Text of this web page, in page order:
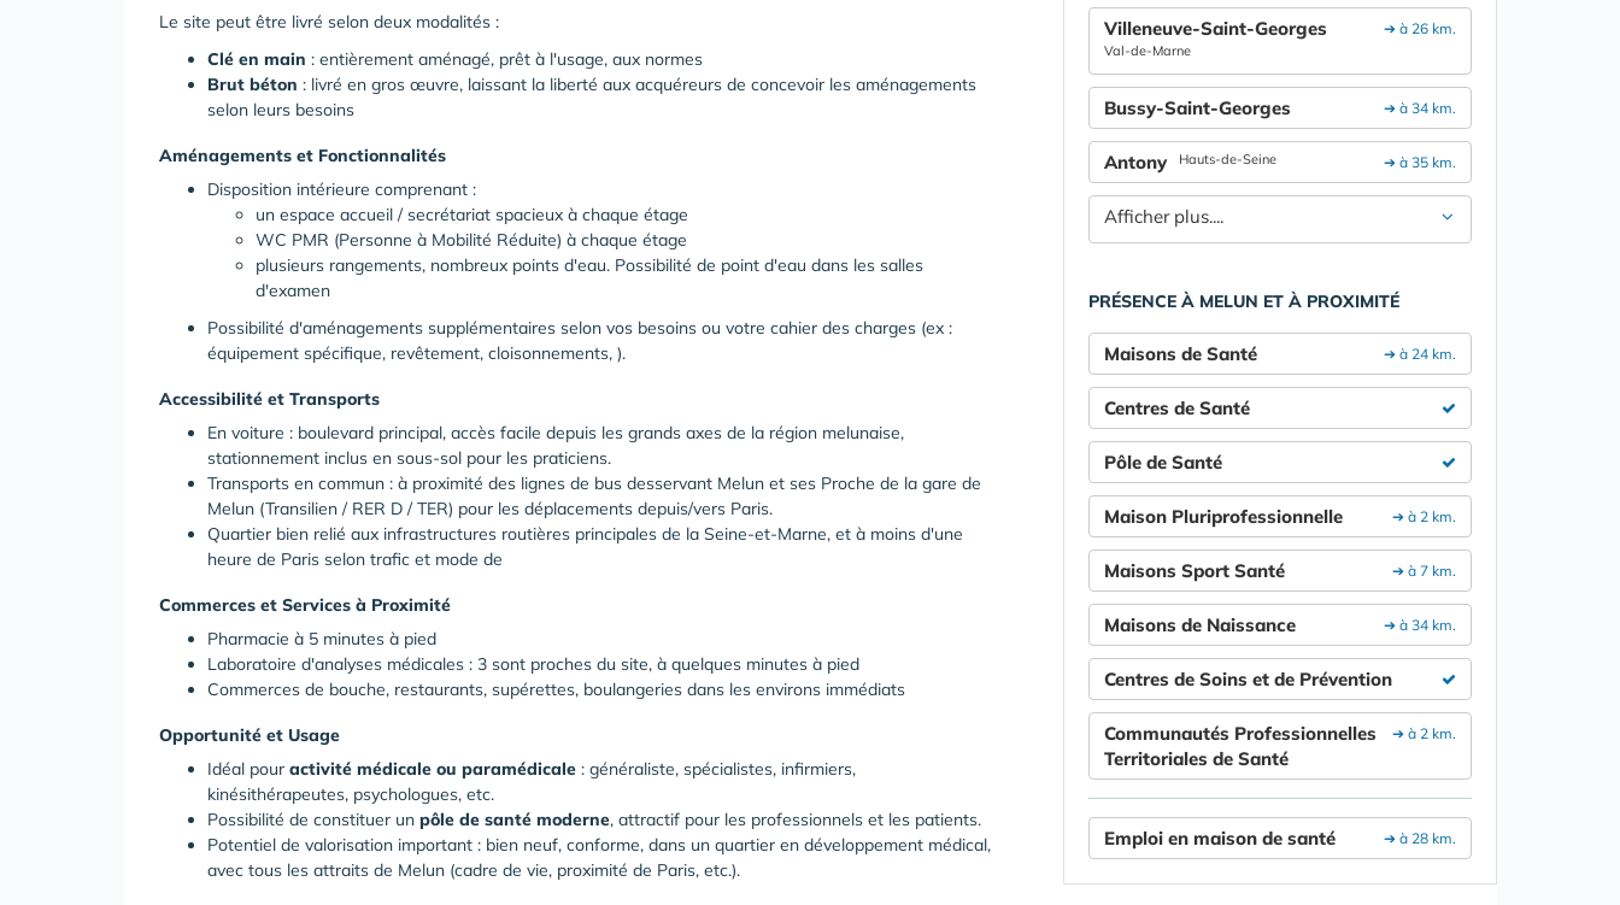
Le site peut être livré selon deux modalités :
Clé en main : entièrement aménagé, prêt à l'usage, aux normes
Brut béton : livré en gros œuvre, laissant la liberté aux acquéreurs de concevoir les aménagements
selon leurs besoins
Aménagements et Fonctionnalités
Disposition intérieure comprenant :
un espace accueil / secrétariat spacieux à chaque étage
WC PMR (Personne à Mobilité Réduite) à chaque étage
plusieurs rangements, nombreux points d'eau. Possibilité de point d'eau dans les salles
d'examen
Possibilité d'aménagements supplémentaires selon vos besoins ou votre cahier des charges (ex :
équipement spécifique, revêtement, cloisonnements, ).
Accessibilité et Transports
En voiture : boulevard principal, accès facile depuis les grands axes de la région melunaise,
stationnement inclus en sous-sol pour les praticiens.
Transports en commun : à proximité des lignes de bus desservant Melun et ses Proche de la gare de
Melun (Transilien / RER D / TER) pour les déplacements depuis/vers Paris.
Quartier bien relié aux infrastructures routières principales de la Seine-et-Marne, et à moins d'une
heure de Paris selon trafic et mode de
Commerces et Services à Proximité
Pharmacie à 5 minutes à pied
Laboratoire d'analyses médicales : 3 sont proches du site, à quelques minutes à pied
Commerces de bouche, restaurants, supérettes, boulangeries dans les environs immédiats
Opportunité et Usage
Idéal pour activité médicale ou paramédicale : généraliste, spécialistes, infirmiers,
kinésithérapeutes, psychologues, etc.
Possibilité de constituer un pôle de santé moderne, attractif pour les professionnels et les patients.
Potentiel de valorisation important : bien neuf, conforme, dans un quartier en développement médical,
avec tous les attraits de Melun (cadre de vie, proximité de Paris, etc.).
➔ à 26 km.
Villeneuve-Saint-Georges
Val-de-Marne
➔ à 34 km.
Bussy-Saint-Georges
➔ à 35 km.
Antony Hauts-de-Seine
Afficher plus....
PRÉSENCE À MELUN ET À PROXIMITÉ
➔ à 24 km.
Maisons de Santé
Centres de Santé
Pôle de Santé
➔ à 2 km.
Maison Pluriprofessionnelle
➔ à 7 km.
Maisons Sport Santé
➔ à 34 km.
Maisons de Naissance
Centres de Soins et de Prévention
➔ à 2 km.
Communautés Professionnelles
Territoriales de Santé
➔ à 28 km.
Emploi en maison de santé